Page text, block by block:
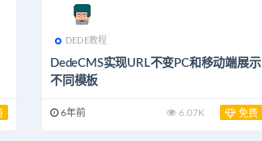
DEDE教程
DedeCMS实现URL不变PC和移动端展示
不同模板
6年前 6.07K 免费